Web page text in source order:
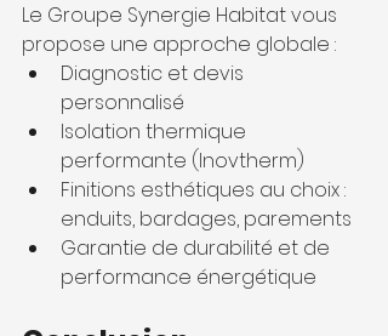
Le Groupe Synergie Habitat vous
propose une approche globale :
Diagnostic et devis
personnalisé
Isolation thermique
performante (Inovtherm)
Finitions esthétiques au choix :
enduits, bardages, parements
Garantie de durabilité et de
performance énergétique